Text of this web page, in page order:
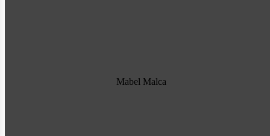
Mabel Malca